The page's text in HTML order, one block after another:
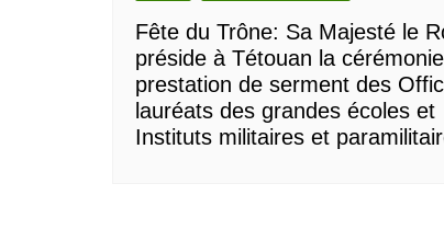
Fête du Trône: Sa Majesté le
préside à Tétouan la
prestation de serment des
lauréats des grandes écoles et
Instituts militaires et